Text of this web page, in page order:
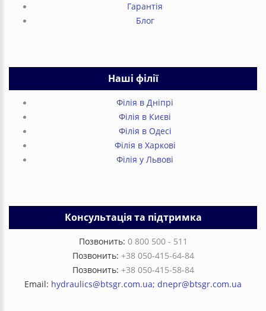
Гарантія
Блог
Наші філії
Філія в Дніпрі
Філія в Києві
Філія в Одесі
Філія в Харкові
Філія у Львові
Консультація та підтримка
Позвонить: 0 800 500 - 511
Позвонить: +38 050-415-64-84
Позвонить: +38 050-415-58-84
Email: hydraulics@btsgr.com.ua; dnepr@btsgr.com.ua